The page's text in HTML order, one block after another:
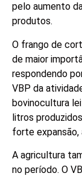
pelo aumento
produtos.
O frango de
de maior
respondendo
VBP da
bovinocultura
litros
forte expansão,
A agricultura
no período. O